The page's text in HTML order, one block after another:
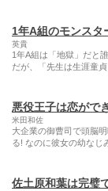
1年A組のモンスタ
英貴
1年A組は「地獄」だと
だが、「先生は生涯童
悪役王子は恋がで
米田和佐
大企業の御曹司で頭脳
る! なのに彼女の幼なじ
佐土原和葉は完璧